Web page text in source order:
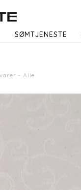
SØMTJENESTE
- Alle